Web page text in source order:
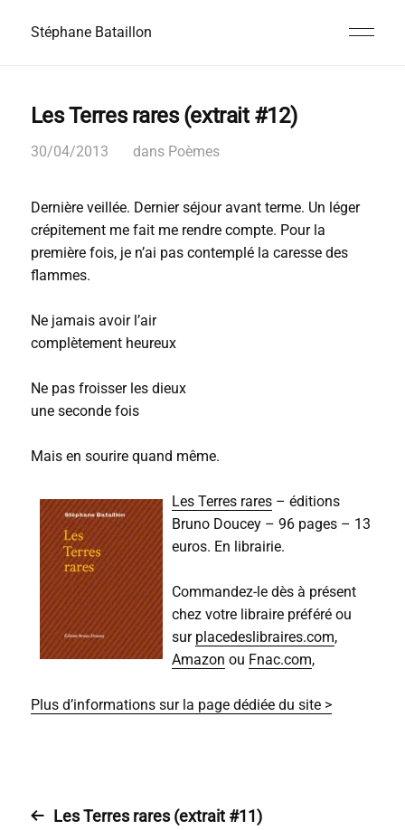
Stéphane Bataillon
Les Terres rares (extrait #12)
30/04/2013 dans Poèmes
Dernière veillée. Dernier séjour avant terme. Un léger
crépitement me fait me rendre compte. Pour la
première fois, je n’ai pas contemplé la caresse des
flammes.
Ne jamais avoir l’air
complètement heureux
Ne pas froisser les dieux
une seconde fois
Mais en sourire quand même.
Les Terres rares– éditions
Bruno Doucey – 96 pages – 13
euros. En librairie.
Commandez-le dès à présent
chez votre libraire préféré ou
sur placedeslibraires.com,
Amazon ou Fnac.com,
Plus d’informations sur la page dédiée du site >
Les Terres rares (extrait #11)